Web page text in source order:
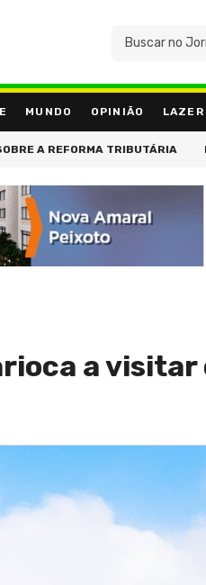
MUNDO OPINIÃO LAZER
DE CABELO: 'QUEM PERDE
a visitar